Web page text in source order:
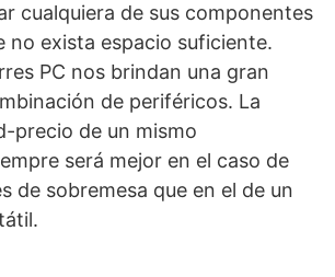
cualquiera de sus componentes
no exista espacio suficiente.
PC nos brindan una gran
de periféricos. La
precio de un mismo
será mejor en el caso de
de sobremesa que en el de un